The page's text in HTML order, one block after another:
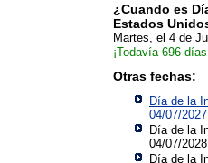
¿Cuando es
Estados
Martes, el 4 de
¡Todavía 696
Otras fechas:
Día de la
04/07/2027
Día de la
04/07/2028
Día de la